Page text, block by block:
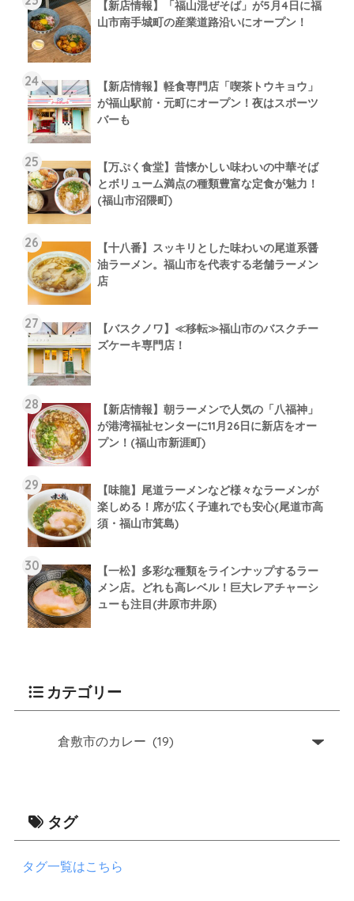
【新店情報】「福山混ぜそば」が5月4日に福
山市南手城町の産業道路沿いにオープン！
【新店情報】軽食専門店「喫茶トウキョウ」
が福山駅前・元町にオープン！夜はスポーツ
バーも
【万ぷく食堂】昔懐かしい味わいの中華そば
とボリューム満点の種類豊富な定食が魅力！
(福山市沼隈町)
【十八番】スッキリとした味わいの尾道系醤
油ラーメン。福山市を代表する老舗ラーメン
店
【バスクノワ】≪移転≫福山市のバスクチー
ズケーキ専門店！
【新店情報】朝ラーメンで人気の「八福神」
が港湾福祉センターに11月26日に新店をオー
プン！(福山市新涯町)
【味龍】尾道ラーメンなど様々なラーメンが
楽しめる！席が広く子連れでも安心(尾道市高
須・福山市箕島)
【一松】多彩な種類をラインナップするラー
メン店。どれも高レベル！巨大レアチャーシ
ューも注目(井原市井原)
カテゴリー
タグ
タグ一覧はこちら